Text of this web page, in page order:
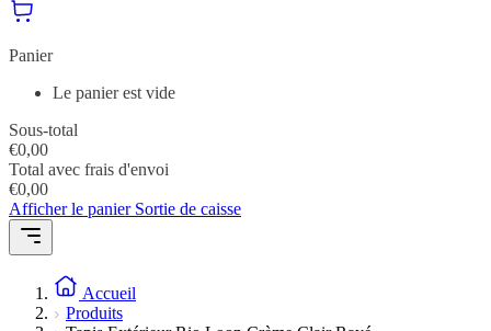
Panier
Le panier est vide
Sous-total
€0,00
Total avec frais d'envoi
€0,00
Afficher le panier Sortie de caisse
Accueil
Produits